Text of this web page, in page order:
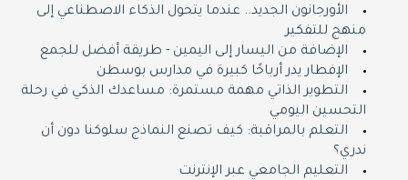
الأورجانون الجديد.. عندما يتحول الذكاء الاصطناعي إلى
منهج للتفكير
الإضافة من اليسار إلى اليمين - طريقة أفضل للجمع
الإفطار يدر أرباحًا كبيرة في مدارس بوسطن
التطوير الذاتي مهمة مستمرة: مساعدك الذكي في رحلة
التحسين اليومي
التعلم بالمراقبة: كيف تصنع النماذج سلوكنا دون أن
ندري؟
التعليم الجامعي عبر الإنترنت